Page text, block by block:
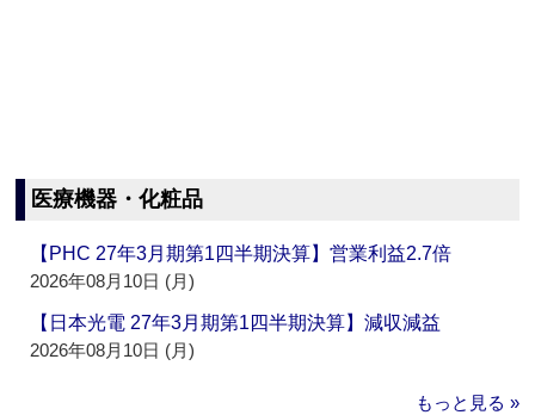
医療機器・化粧品
【PHC 27年3月期第1四半期決算】営業利益2.7倍
2026年08月10日 (月)
【日本光電 27年3月期第1四半期決算】減収減益
2026年08月10日 (月)
もっと見る »